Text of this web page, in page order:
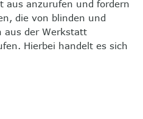
aus anzurufen und fordern
die von blinden und
aus der Werkstatt
Hierbei handelt es sich